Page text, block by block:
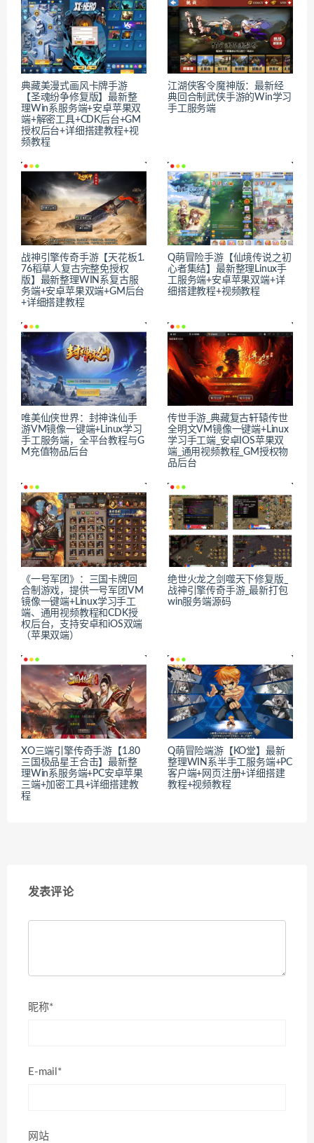
典藏美漫式画风卡牌手游
【圣魂纷争修复版】最新整
理Win系服务端+安卓苹果双
端+解密工具+CDK后台+GM
授权后台+详细搭建教程+视
频教程
江湖侠客令魔神版：最新经
典回合制武侠手游的Win学习
手工服务端
战神引擎传奇手游【天花板1.
76稻草人复古完整免授权
版】最新整理WIN系复古服
务端+安卓苹果双端+GM后台
+详细搭建教程
Q萌冒险手游【仙境传说之初
心者集结】最新整理Linux手
工服务端+安卓苹果双端+详
细搭建教程+视频教程
唯美仙侠世界：封神诛仙手
游VM镜像一键端+Linux学习
手工服务端，全平台教程与G
M充值物品后台
传世手游_典藏复古轩辕传世
全明文VM镜像一键端+Linux
学习手工端_安卓IOS苹果双
端_通用视频教程_GM授权物
品后台
《一号军团》：三国卡牌回
合制游戏，提供一号军团VM
镜像一键端+Linux学习手工
端、通用视频教程和CDK授
权后台，支持安卓和iOS双端
（苹果双端）
绝世火龙之剑噬天下修复版_
战神引擎传奇手游_最新打包
win服务端源码
XO三端引擎传奇手游【1.80
三国极品星王合击】最新整
理Win系服务端+PC安卓苹果
三端+加密工具+详细搭建教
程
Q萌冒险端游【KO堂】最新
整理WIN系半手工服务端+PC
客户端+网页注册+详细搭建
教程+视频教程
发表评论
昵称*
E-mail*
网站